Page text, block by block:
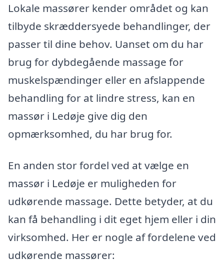
Lokale massører kender området og kan
tilbyde skræddersyede behandlinger, der
passer til dine behov. Uanset om du har
brug for dybdegående massage for
muskelspændinger eller en afslappende
behandling for at lindre stress, kan en
massør i Ledøje give dig den
opmærksomhed, du har brug for.
En anden stor fordel ved at vælge en
massør i Ledøje er muligheden for
udkørende massage. Dette betyder, at du
kan få behandling i dit eget hjem eller i din
virksomhed. Her er nogle af fordelene ved
udkørende massører: